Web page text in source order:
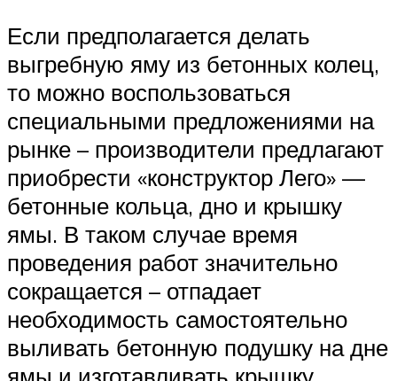
Если предполагается делать
выгребную яму из бетонных колец,
то можно воспользоваться
специальными предложениями на
рынке – производители предлагают
приобрести «конструктор Лего» —
бетонные кольца, дно и крышку
ямы. В таком случае время
проведения работ значительно
сокращается – отпадает
необходимость самостоятельно
выливать бетонную подушку на дне